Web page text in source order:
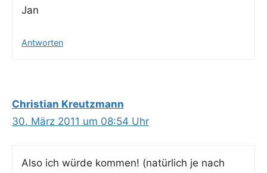
Jan
Antworten
Christian Kreutzmann
30. März 2011 um 08:54 Uhr
Also ich wür­de kom­men! (natür­lich je nach